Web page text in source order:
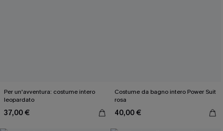
Per un'avventura: costume intero
leopardato
37,00 €
Costume da bagno intero Power Suit
rosa
40,00 €